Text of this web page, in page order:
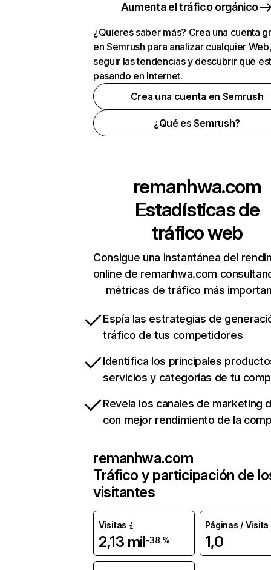
Aumenta el tráfico orgánico
¿Quieres saber más? Crea una cuenta
en Semrush para analizar cualquier
seguir las tendencias y descubrir qué
pasando en Internet.
Crea una cuenta en Semrush
¿Qué es Semrush?
remanhwa.com
Estadísticas de
tráfico web
Consigue una instantánea del
online de remanhwa.com
métricas de tráfico más
Espía las estrategias de
tráfico de tus competidores
Identifica los principales
servicios y categorías de tu
Revela los canales de marketing
con mejor rendimiento de la
remanhwa.com
Tráfico y participación de
visitantes
Visitas
2,13 mil-38 %
Páginas / Visita
1,0